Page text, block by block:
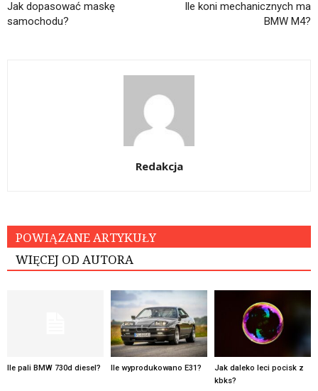
Jak dopasować maskę
samochodu?
Ile koni mechanicznych ma
BMW M4?
Redakcja
POWIĄZANE ARTYKUŁY
WIĘCEJ OD AUTORA
Ile pali BMW 730d diesel? Ile wyprodukowano E31?
Jak daleko leci pocisk z
kbks?